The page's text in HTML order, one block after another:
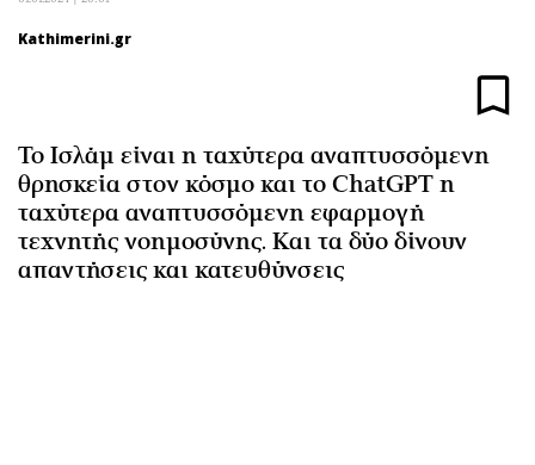
Κληρώσεις Allwyn
Οικονομική
Οικονομία
Real Estate
Αυτοκίνηση
Αφιερώματα
Πολιτική
Οικονομία
Kathimerini.gr
Το Ισλάμ είναι η ταχύτερα αναπτυσσόμενη
θρησκεία στον κόσμο και το ChatGPT η
ταχύτερα αναπτυσσόμενη εφαρμογή
τεχνητής νοημοσύνης. Και τα δύο δίνουν
απαντήσεις και κατευθύνσεις